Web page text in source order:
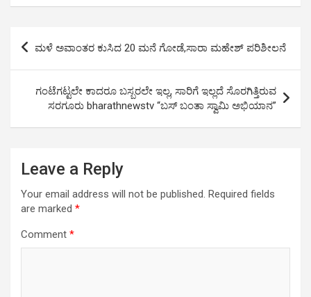
at
s
A
p
p
ce
o
o
k
tt
er
ail py
Li
n
ar
Post
navigation
ಮಳೆ ಅವಾಂತರ ಕುಸಿದ 20 ಮನೆ ಗೋಡೆ,ಸಾರಾ ಮಹೇಶ್ ಪರಿಶೀಲನೆ
ಗಂಟೆಗಟ್ಟಲೇ ಕಾದರೂ ಬಸ್ಬರಲೇ ಇಲ್ಲ, ಸಾರಿಗೆ ಇಲ್ಲದೆ ಸೊರಗಿತ್ತಿರುವ
ಸರಗೂರು bharathnewstv “ಬಸ್ ಬಂತಾ ಸ್ವಾಮಿ ಅಭಿಯಾನ”
Leave a Reply
Your email address will not be published. Required fields
are marked *
Comment *